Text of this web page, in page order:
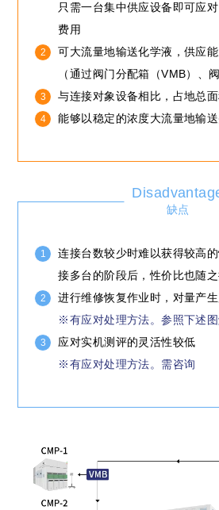
只需一台集中供应设备即可应
费用
可大流量地输送化学液，供应能
（通过阀门分配箱（VMB）、
与连接对象设备相比，占地总
能够以稳定的浓度大流量地输
缺点
连接台数较少时难以获得较高
接多台的阶段后，性价比也随
进行维修恢复作业时，对量产
※有应对处理方法。参照下述
应对实机测评的灵活性较低
※有应对处理方法。需咨询